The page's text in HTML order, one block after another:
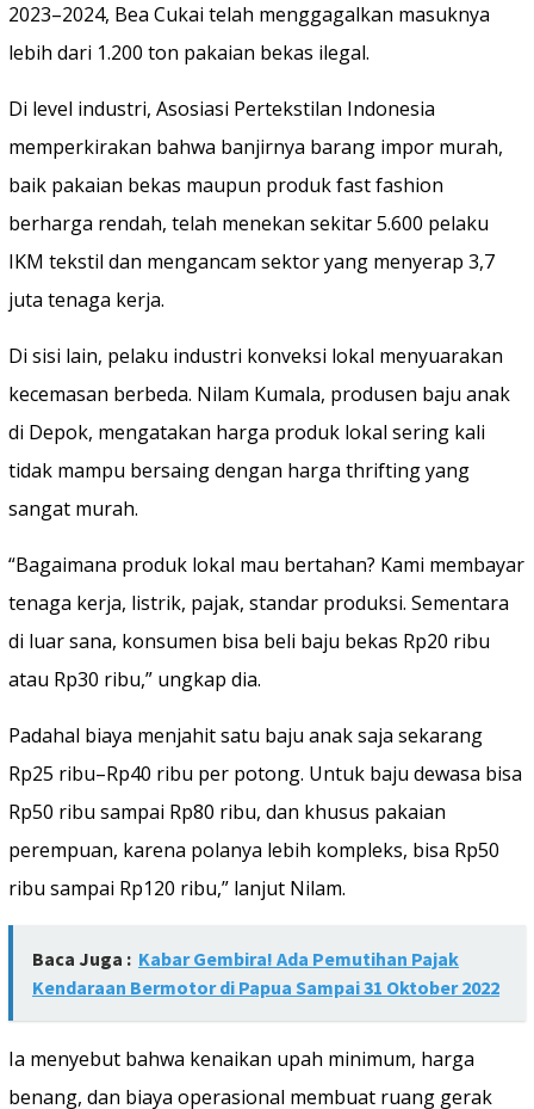
2023–2024, Bea Cukai telah menggagalkan masuknya
lebih dari 1.200 ton pakaian bekas ilegal.
Di level industri, Asosiasi Pertekstilan Indonesia
memperkirakan bahwa banjirnya barang impor murah,
baik pakaian bekas maupun produk fast fashion
berharga rendah, telah menekan sekitar 5.600 pelaku
IKM tekstil dan mengancam sektor yang menyerap 3,7
juta tenaga kerja.
‎Di sisi lain, pelaku industri konveksi lokal menyuarakan
kecemasan berbeda. Nilam Kumala, produsen baju anak
di Depok, mengatakan harga produk lokal sering kali
tidak mampu bersaing dengan harga thrifting yang
sangat murah.
“Bagaimana produk lokal mau bertahan? Kami membayar
tenaga kerja, listrik, pajak, standar produksi. Sementara
di luar sana, konsumen bisa beli baju bekas Rp20 ribu
atau Rp30 ribu,” ungkap dia.
Padahal biaya menjahit satu baju anak saja sekarang
Rp25 ribu–Rp40 ribu per potong. Untuk baju dewasa bisa
Rp50 ribu sampai Rp80 ribu, dan khusus pakaian
perempuan, karena polanya lebih kompleks, bisa Rp50
ribu sampai Rp120 ribu,” lanjut Nilam.
Baca Juga : Kabar Gembira! Ada Pemutihan Pajak
Kendaraan Bermotor di Papua Sampai 31 Oktober 2022
‎Ia menyebut bahwa kenaikan upah minimum, harga
benang, dan biaya operasional membuat ruang gerak